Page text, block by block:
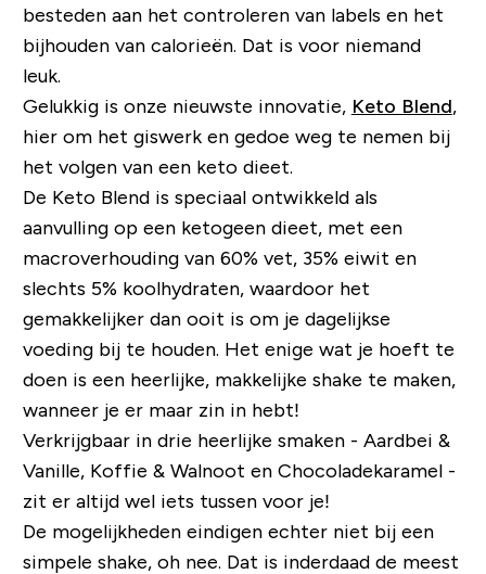
besteden aan het controleren van labels en het
bijhouden van calorieën. Dat is voor niemand
leuk.
Gelukkig is onze nieuwste innovatie, Keto Blend,
hier om het giswerk en gedoe weg te nemen bij
het volgen van een keto dieet.
De Keto Blend is speciaal ontwikkeld als
aanvulling op een ketogeen dieet, met een
macroverhouding van 60% vet, 35% eiwit en
slechts 5% koolhydraten, waardoor het
gemakkelijker dan ooit is om je dagelijkse
voeding bij te houden. Het enige wat je hoeft te
doen is een heerlijke, makkelijke shake te maken,
wanneer je er maar zin in hebt!
Verkrijgbaar in drie heerlijke smaken - Aardbei &
Vanille, Koffie & Walnoot en Chocoladekaramel -
zit er altijd wel iets tussen voor je!
De mogelijkheden eindigen echter niet bij een
simpele shake, oh nee. Dat is inderdaad de meest